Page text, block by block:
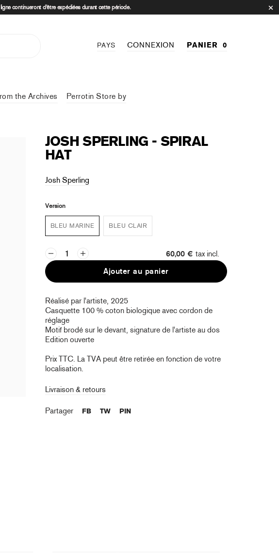
continueront d'être expédiées durant cette période.
PAYS CONNEXION PANIER 0
the Archives Perrotin Store by
JOSH SPERLING - SPIRAL
HAT
Josh Sperling
Version
BLEU MARINE BLEU CLAIR
60,00 € tax incl.
Ajouter au panier
Réalisé par l'artiste, 2025
Casquette 100 % coton biologique avec cordon de
réglage
Motif brodé sur le devant, signature de l'artiste au dos
Edition ouverte
Prix TTC. La TVA peut être retirée en fonction de votre
localisation.
Livraison & retours
Partager FB TW PIN